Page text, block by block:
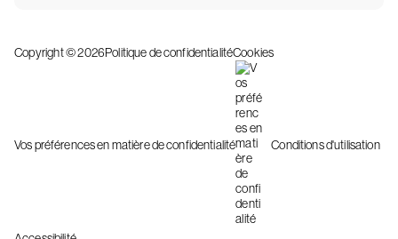
Copyright © 2026Politique de confidentialitéCookies
Vos préférences en matière de confidentialité Conditions d'utilisation